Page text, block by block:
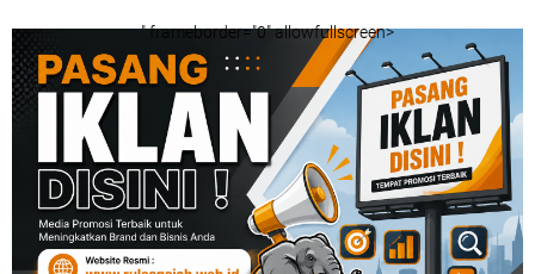
" frameborder="0" allowfullscreen>